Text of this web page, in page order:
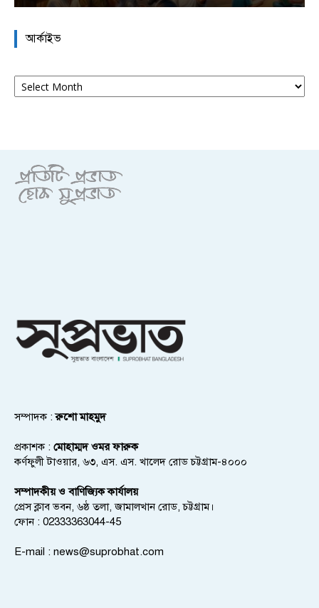
আর্কাইভ
আর্কাইভ
সম্পাদক :রুশো মাহমুদ
প্রকাশক : মোহাম্মদ ওমর ফারুক
কর্ণফুলী টাওয়ার, ৬৩, এস. এস. খালেদ রোড চট্টগ্রাম-৪০০০
সম্পাদকীয় ও বাণিজ্যিক কার্যালয়
প্রেস ক্লাব ভবন, ৬ষ্ঠ তলা, জামালখান রোড, চট্টগ্রাম।
ফোন : 02333363044-45
E-mail : news@suprobhat.com